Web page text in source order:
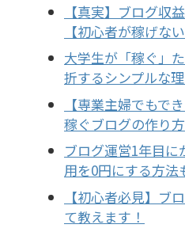
【真実】ブログ収
【初心者が稼げな
大学生が「稼ぐ」
折するシンプルな
【専業主婦でもで
稼ぐブログの作り方
ブログ運営1年目
用を0円にする方法
【初心者必見】ブ
て教えます！